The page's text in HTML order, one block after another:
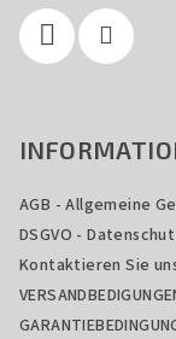
AGB - Allgemeine
DSGVO -
Kontaktieren Sie